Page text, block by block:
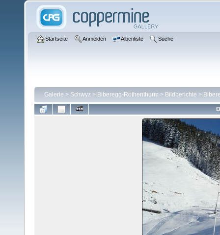
Startseite Anmelden Albenliste Suche
Galerie > Schwyz > Biberegg-Rothenthurm > Bildberichte >